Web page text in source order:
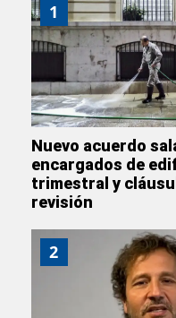
1
Nuevo acuerdo
encargados de
trimestral y
revisión
2